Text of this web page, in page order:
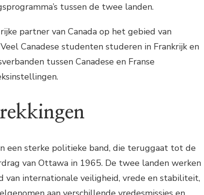
tussen de twee landen.
partner van Canada op het gebied van
Canadese studenten studeren in Frankrijk en
tussen Canadese en Franse
een sterke politieke band, die teruggaat tot de
van Ottawa in 1965. De twee landen werken
van internationale veiligheid, vrede en stabiliteit,